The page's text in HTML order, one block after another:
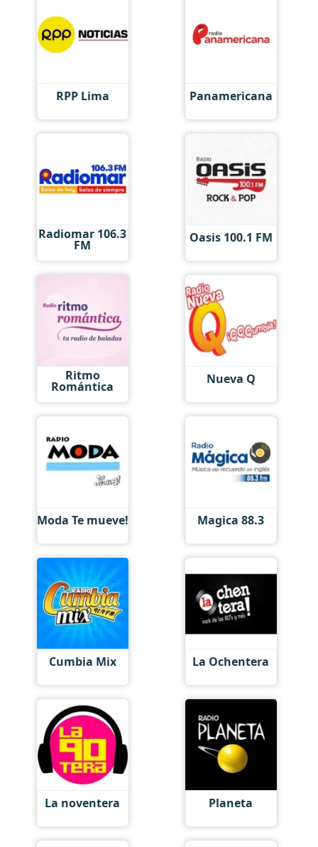
RPP Lima Panamericana
Radiomar 106.3
FM Oasis 100.1 FM
Ritmo
Romántica Nueva Q
Moda Te mueve! Magica 88.3
Cumbia Mix La Ochentera
La noventera Planeta